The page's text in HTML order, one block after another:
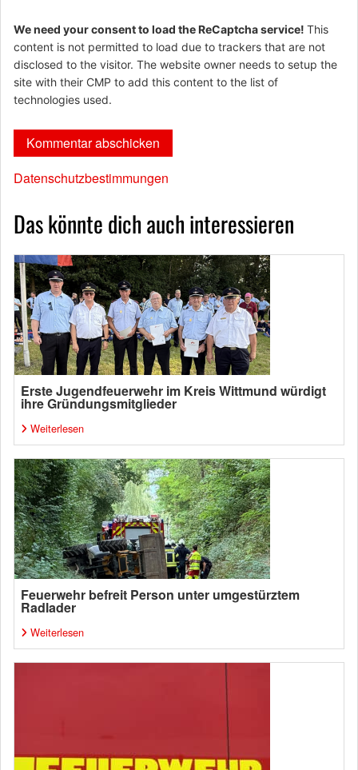
We need your consent to load the ReCaptcha service! This
content is not permitted to load due to trackers that are not
disclosed to the visitor. The website owner needs to setup the
site with their CMP to add this content to the list of
technologies used.
Datenschutzbestimmungen
Das könnte dich auch interessieren
Erste Jugendfeuerwehr im Kreis Wittmund würdigt
ihre Gründungsmitglieder
Weiterlesen
Feuerwehr befreit Person unter umgestürztem
Radlader
Weiterlesen